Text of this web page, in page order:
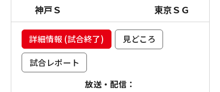
神戸Ｓ 東京ＳＧ
詳細情報 (試合終了)
見どころ
試合レポート
放送・配信：